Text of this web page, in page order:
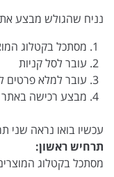
נניח שהגולש מבצע
מסתכל בקטלוג
עובר לסל קניות
עובר למלא פרטים
מבצע רכישה באתר
עכשיו בואו נראה שני
תרחיש ראשון:
מסתכל בקטלוג המוצרים